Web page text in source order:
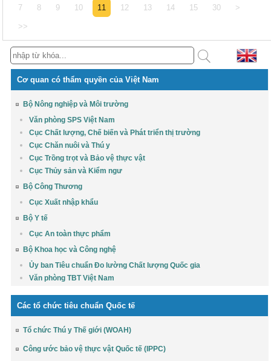
7 8 9 10 11 12 13 14 15 30 >
>>
Cơ quan có thẩm quyền của Việt Nam
Bộ Nông nghiệp và Môi trường
Văn phòng SPS Việt Nam
Cục Chất lượng, Chế biến và Phát triển thị trường
Cục Chăn nuôi và Thú y
Cục Trồng trọt và Bảo vệ thực vật
Cục Thủy sản và Kiểm ngư
Bộ Công Thương
Cục Xuất nhập khẩu
Bộ Y tế
Cục An toàn thực phẩm
Bộ Khoa học và Công nghệ
Ủy ban Tiêu chuẩn Đo lường Chất lượng Quốc gia
Văn phòng TBT Việt Nam
Các tổ chức tiêu chuẩn Quốc tế
Tổ chức Thú y Thế giới (WOAH)
Công ước bảo vệ thực vật Quốc tế (IPPC)